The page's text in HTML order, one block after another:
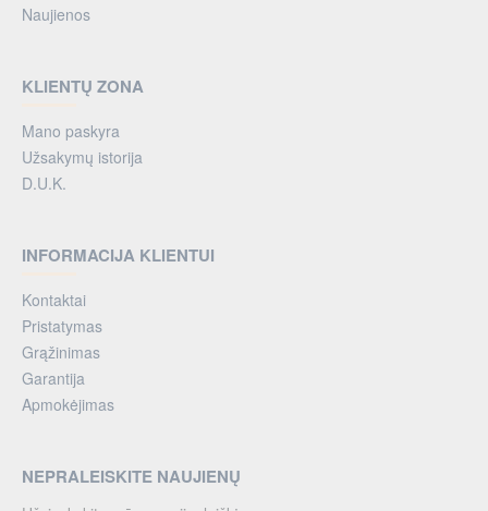
Naujienos
KLIENTŲ ZONA
Mano paskyra
Užsakymų istorija
D.U.K.
INFORMACIJA KLIENTUI
Kontaktai
Pristatymas
Grąžinimas
Garantija
Apmokėjimas
NEPRALEISKITE NAUJIENŲ